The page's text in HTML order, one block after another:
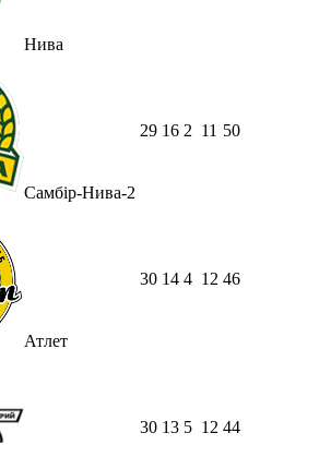
Нива
Самбір-Нива-2
29 16 2 11 50
Атлет
30 14 4 12 46
30 13 5 12 44